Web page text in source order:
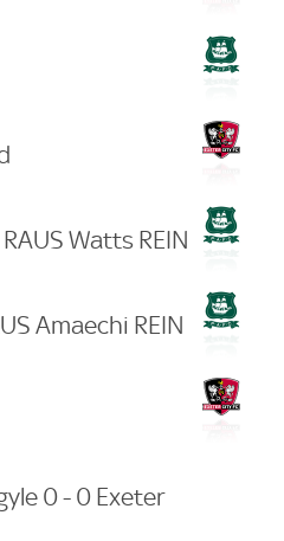
Watts REIN
Amaechi REIN
0 - 0 Exeter